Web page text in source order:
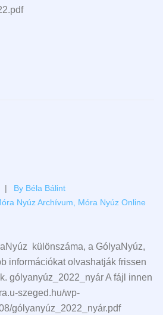
By Béla Bálint
Nyúz Archívum
Móra Nyúz Online
különszáma, a GólyaNyúz,
információkat olvashatják frissen
gólyanyúz_2022_nyár A fájl innen
szeged.hu/wp-
gólyanyúz_2022_nyár.pdf